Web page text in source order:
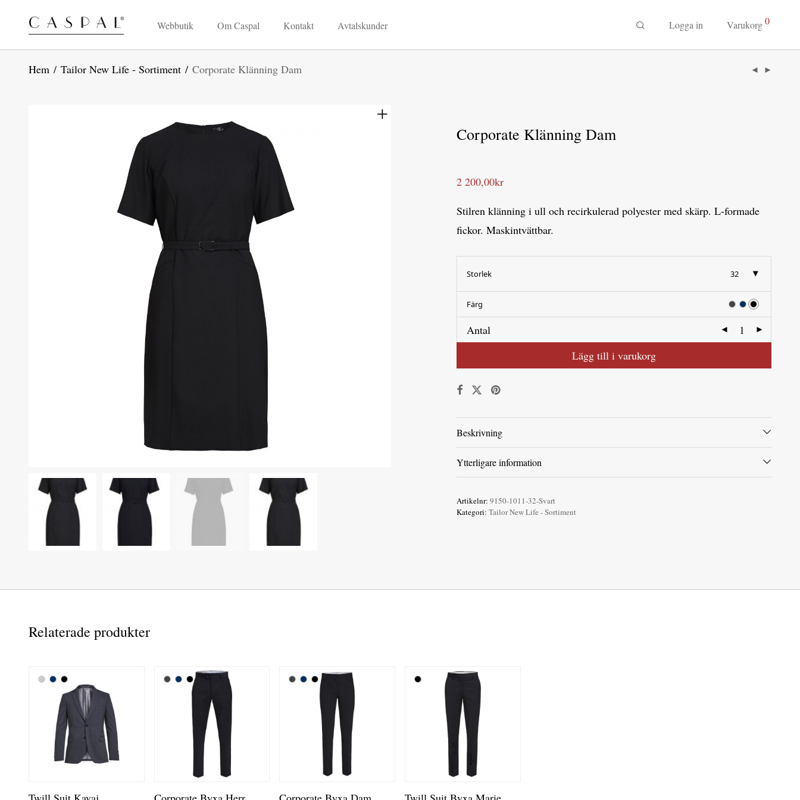
Webbutik Om Caspal Kontakt Avtalskunder Logga in Varukorg0
Hem / Tailor New Life - Sortiment / Corporate Klänning Dam
Corporate Klänning Dam
2 200,00kr
Stilren klänning i ull och recirkulerad polyester med skärp. L-formade
fickor. Maskintvättbar.
Storlek 32
Färg
Antal
Lägg till i varukorg
Beskrivning
Ytterligare information
Artikelnr: 9150-1011-32-Svart
Kategori: Tailor New Life - Sortiment
Relaterade produkter